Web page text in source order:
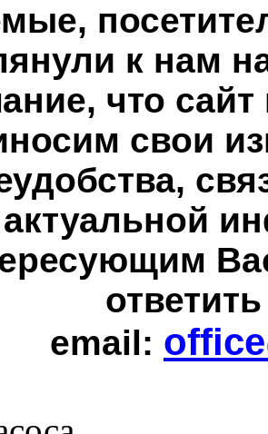
к нам
что сайт
свои
актуальной
email: